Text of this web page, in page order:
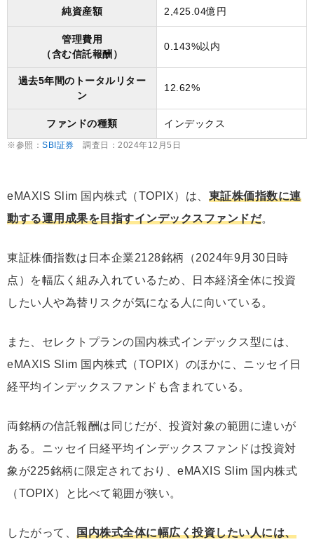
純資産額 2,425.04億円
管理費用
（含む信託報酬）
0.143%以内
過去5年間のトータルリター
ン
12.62%
ファンドの種類 インデックス
※参照： SBI証券 調査日：2024年12月5日
eMAXIS Slim 国内株式（TOPIX）は、 東証株価指数に連
動する運用成果を目指すインデックスファンドだ。
東証株価指数は日本企業2128銘柄（2024年9月30日時
点）を幅広く組み入れているため、日本経済全体に投資
したい人や為替リスクが気になる人に向いている。
また、セレクトプランの国内株式インデックス型には、
eMAXIS Slim 国内株式（TOPIX）のほかに、ニッセイ日
経平均インデックスファンドも含まれている。
両銘柄の信託報酬は同じだが、投資対象の範囲に違いが
ある。ニッセイ日経平均インデックスファンドは投資対
象が225銘柄に限定されており、eMAXIS Slim 国内株式
（TOPIX）と比べて範囲が狭い。
したがって、 国内株式全体に幅広く投資したい人には、